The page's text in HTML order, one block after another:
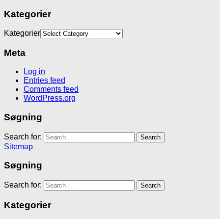
Kategorier
Kategorier
Meta
Log in
Entries feed
Comments feed
WordPress.org
Søgning
Search for:
Sitemap
Søgning
Search for:
Kategorier